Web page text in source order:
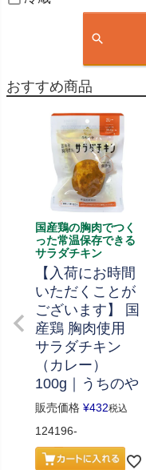
おすすめ商品
国産鶏の胸肉でつく
った常温保存できる
サラダチキン
【入荷にお時間
いただくことが
ございます】 国
産鶏 胸肉使用
サラダチキン
（カレー）
100g｜うちのや
販売価格 ¥432税込
124196-